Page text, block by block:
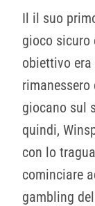
Il il suo
gioco sicuro
obiettivo
giocano sul
quindi,
con lo
cominciare
gambling